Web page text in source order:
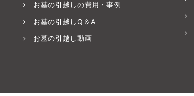
お墓の引越しの費用・事例
お墓の引越しQ＆A
お墓の引越し動画